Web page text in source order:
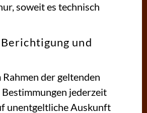
soweit es technisch
und
Rahmen der geltenden
Bestimmungen jederzeit
unentgeltliche Auskunft